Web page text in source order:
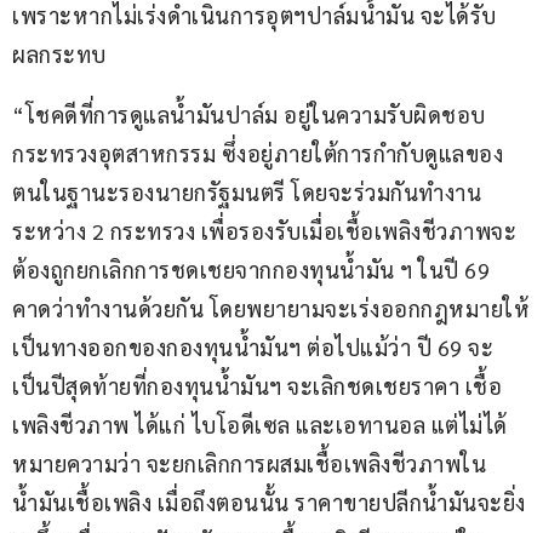
เพราะหากไม่เร่งดำเนินการอุตฯปาล์มน้ำมัน จะได้รับ
ผลกระทบ
“โชคดีที่การดูแลน้ำมันปาล์ม อยู่ในความรับผิดชอบ
กระทรวงอุตสาหกรรม ซึ่งอยู่ภายใต้การกำกับดูแลของ
ตนในฐานะรองนายกรัฐมนตรี โดยจะร่วมกันทำงาน
ระหว่าง 2 กระทรวง เพื่อรองรับเมื่อเชื้อเพลิงชีวภาพจะ
ต้องถูกยกเลิกการชดเชยจากกองทุนน้ำมัน ฯ ในปี 69
คาดว่าทำงานด้วยกัน โดยพยายามจะเร่งออกกฎหมายให้
เป็นทางออกของกองทุนน้ำมันฯ ต่อไปแม้ว่า ปี 69 จะ
เป็นปีสุดท้ายที่กองทุนน้ำมันฯ จะเลิกชดเชยราคา เชื้อ
เพลิงชีวภาพ ได้แก่ ไบโอดีเซล และเอทานอล แต่ไม่ได้
หมายความว่า จะยกเลิกการผสมเชื้อเพลิงชีวภาพใน
น้ำมันเชื้อเพลิง เมื่อถึงตอนนั้น ราคาขายปลีกน้ำมันจะยิ่ง